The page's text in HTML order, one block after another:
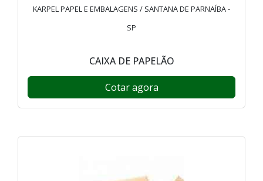
KARPEL PAPEL E EMBALAGENS / SANTANA DE PARNAÍBA -
SP
CAIXA DE PAPELÃO
Cotar agora